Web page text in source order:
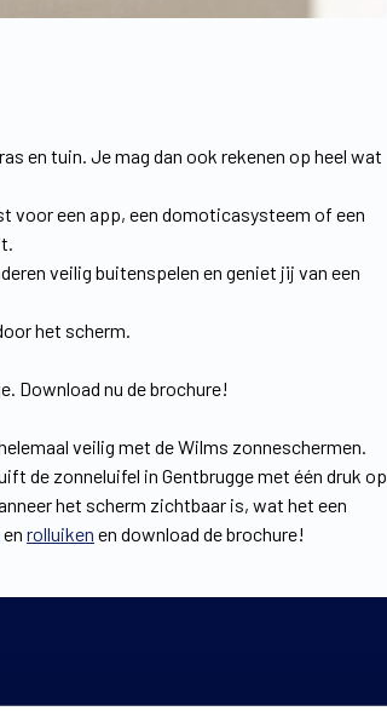
en tuin. Je mag dan ook rekenen op heel wat
voor een app, een domoticasysteem of een
veilig buitenspelen en geniet jij van een
het scherm.
Download nu de brochure!
veilig met de Wilms zonneschermen.
de zonneluifel in Gentbrugge met één druk op
het scherm zichtbaar is, wat het een
en rolluiken en download de brochure!